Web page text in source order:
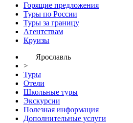
Горящие предложения
Туры по России
Туры за границу
Агентствам
Круизы
Ярославль
>
Туры
Отели
Школьные туры
Экскурсии
Полезная информация
Дополнительные услуги